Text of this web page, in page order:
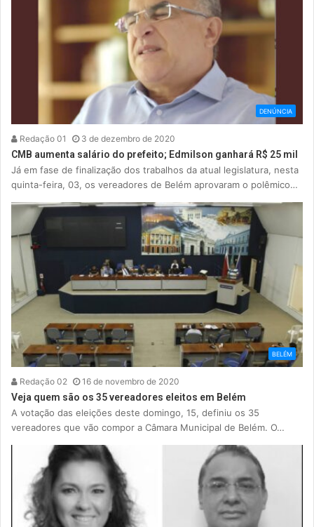
DENÚNCIA
Redação 01 3 de dezembro de 2020
CMB aumenta salário do prefeito; Edmilson ganhará R$ 25 mil
Já em fase de finalização dos trabalhos da atual legislatura, nesta
quinta-feira, 03, os vereadores de Belém aprovaram o polêmico…
BELÉM
Redação 02 16 de novembro de 2020
Veja quem são os 35 vereadores eleitos em Belém
A votação das eleições deste domingo, 15, definiu os 35
vereadores que vão compor a Câmara Municipal de Belém. O…